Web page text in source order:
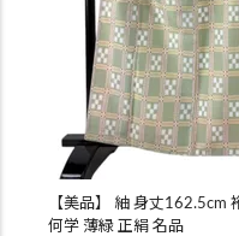
【美品】 紬 身丈162.5cm
何学 薄緑 正絹 名品